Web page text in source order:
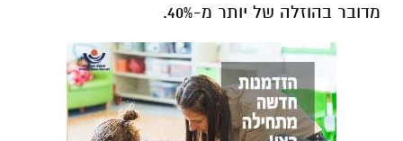
מדובר בהוזלה של יותר מ-40%.